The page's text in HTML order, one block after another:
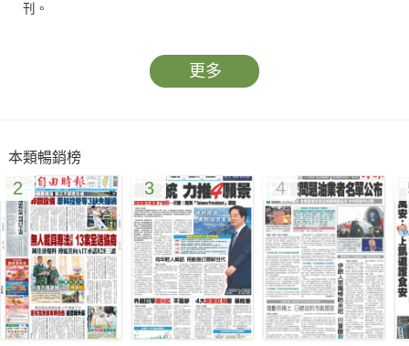
刊。
更多
本類暢銷榜
2 3 4